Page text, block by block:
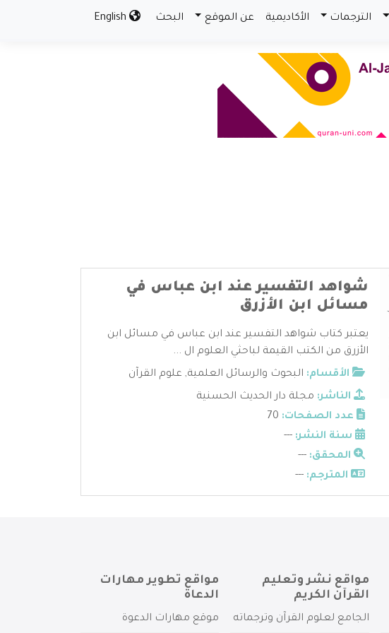
الترجمات الأكاديمية عن الموقع البحث
شواهد التفسير عند ابن عباس في
مسائل ابن الأزرق
يعتبر كتاب شواهد التفسير عند ابن عباس في مسائل ابن
الأزرق من الكتب القيمة لباحثي العلوم ال ...
الأقسام: البحوث والرسائل العلمية, علوم القرآن
الناشر: مجلة دار الحديث الحسنية
عدد الصفحات:
سنة النشر: ---
المحقق: ---
المترجم: ---
مواقع نشر وتعليم
القرآن الكريم
الجامع لعلوم القرآن وترجماته
مواقع تطوير مهارات
الدعاة
موقع مهارات الدعوة